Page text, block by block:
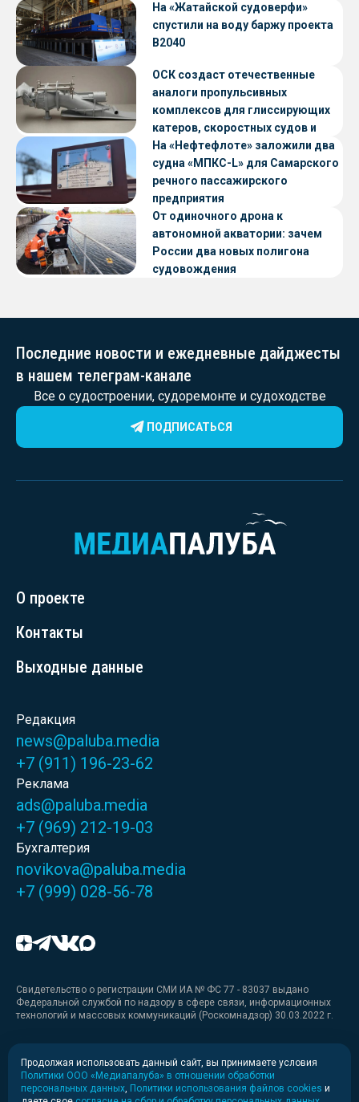
«Петропавловск» проекта CNF22
На «Жатайской судоверфи»
спустили на воду баржу проекта
В2040
ОСК создаст отечественные
аналоги пропульсивных
комплексов для глиссирующих
катеров, скоростных судов и
судов с малой осадкой
На «Нефтефлоте» заложили два
судна «МПКС-L» для Самарского
речного пассажирского
предприятия
От одиночного дрона к
автономной акватории: зачем
России два новых полигона
судовождения
Последние новости и ежедневные дайджесты
в нашем телеграм-канале
Все о судостроении, судоремонте и судоходстве
ПОДПИСАТЬСЯ
О проекте
Контакты
Выходные данные
Редакция
news@paluba.media
+7 (911) 196-23-62
Реклама
ads@paluba.media
+7 (969) 212-19-03
Бухгалтерия
novikova@paluba.media
+7 (999) 028-56-78
Свидетельство о регистрации СМИ ИА № ФС 77 - 83037 выдано
Федеральной службой по надзору в сфере связи, информационных
технологий и массовых коммуникаций (Роскомнадзор) 30.03.2022 г.
Медиакит
Медиакит для печати
Продолжая использовать данный сайт, вы принимаете условия
Политики ООО «Медиапалуба» в отношении обработки
персональных данных Политики использования файлов cookies и